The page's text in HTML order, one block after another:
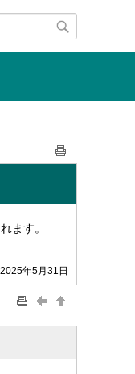
ます。
2025年5月31日